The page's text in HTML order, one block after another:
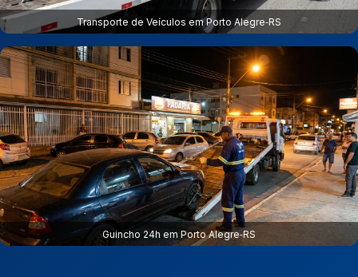
Transporte de Veículos em Porto Alegre‑RS
Guincho 24h em Porto Alegre‑RS